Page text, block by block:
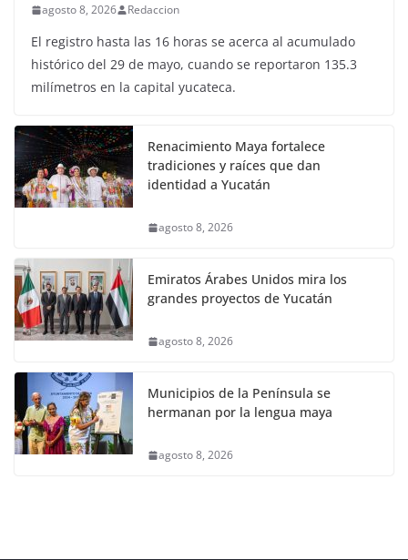
agosto 8, 2026 Redaccion
El registro hasta las 16 horas se acerca al acumulado
histórico del 29 de mayo, cuando se reportaron 135.3
milímetros en la capital yucateca.
Renacimiento Maya fortalece
tradiciones y raíces que dan
identidad a Yucatán
agosto 8, 2026
Emiratos Árabes Unidos mira los
grandes proyectos de Yucatán
agosto 8, 2026
Municipios de la Península se
hermanan por la lengua maya
agosto 8, 2026